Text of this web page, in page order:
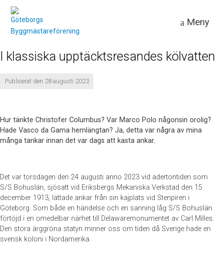
Meny
I klassiska upptäcktsresandes kölvatten
Publicerat den 28 augusti 2023
Hur tänkte Christofer Columbus? Var Marco Polo någonsin orolig?
Hade Vasco da Gama hemlängtan? Ja, detta var några av mina
många tankar innan det var dags att kasta ankar.
Det var torsdagen den 24 augusti anno 2023 vid adertontiden som
S/S Bohuslän, sjösatt vid Eriksbergs Mekaniska Verkstad den 15
december 1913, lättade ankar från sin kajplats vid Stenpiren i
Göteborg. Som både en händelse och en sanning låg S/S Bohuslän
förtöjd i en omedelbar närhet till Delawaremonumentet av Carl Milles.
Den stora ärggröna statyn minner oss om tiden då Sverige hade en
svensk koloni i Nordamerika.